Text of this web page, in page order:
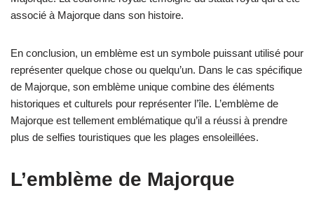
associé à Majorque dans son histoire.
En conclusion, un emblème est un symbole puissant utilisé pour
représenter quelque chose ou quelqu’un. Dans le cas spécifique
de Majorque, son emblème unique combine des éléments
historiques et culturels pour représenter l’île. L’emblème de
Majorque est tellement emblématique qu’il a réussi à prendre
plus de selfies touristiques que les plages ensoleillées.
L’emblème de Majorque